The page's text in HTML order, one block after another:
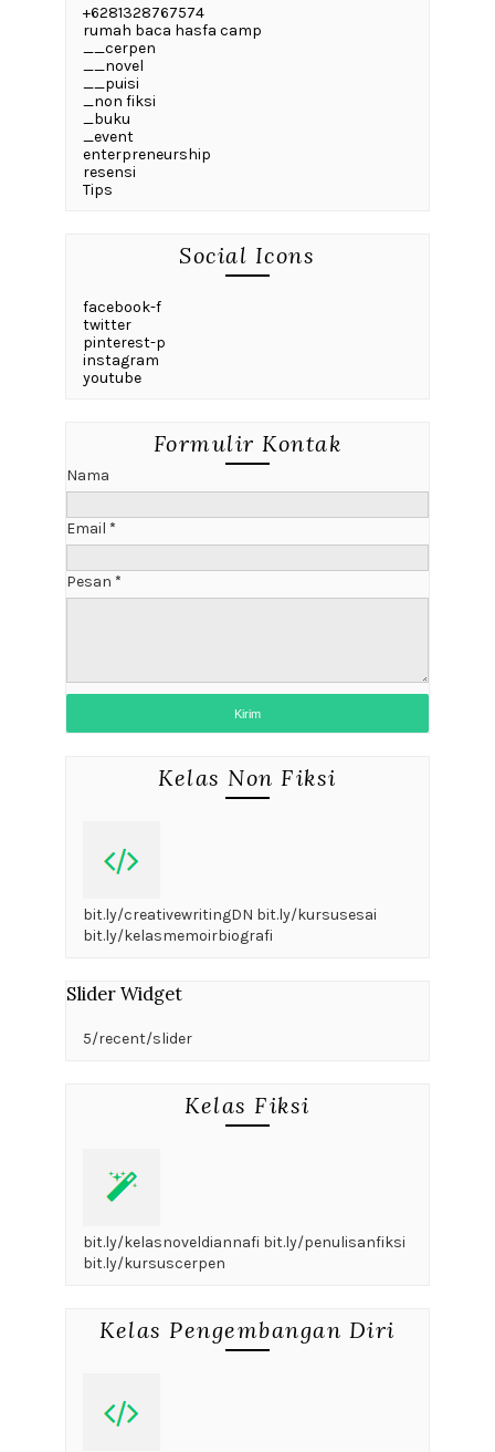
+6281328767574
rumah baca hasfa camp
__cerpen
__novel
__puisi
_non fiksi
_buku
_event
enterpreneurship
resensi
Tips
Social Icons
facebook-f
twitter
pinterest-p
instagram
youtube
Formulir Kontak
Nama
Email *
Pesan *
Kelas Non Fiksi
bit.ly/creativewritingDN bit.ly/kursusesai
bit.ly/kelasmemoirbiografi
Slider Widget
5/recent/slider
Kelas Fiksi
bit.ly/kelasnoveldiannafi bit.ly/penulisanfiksi
bit.ly/kursuscerpen
Kelas Pengembangan Diri